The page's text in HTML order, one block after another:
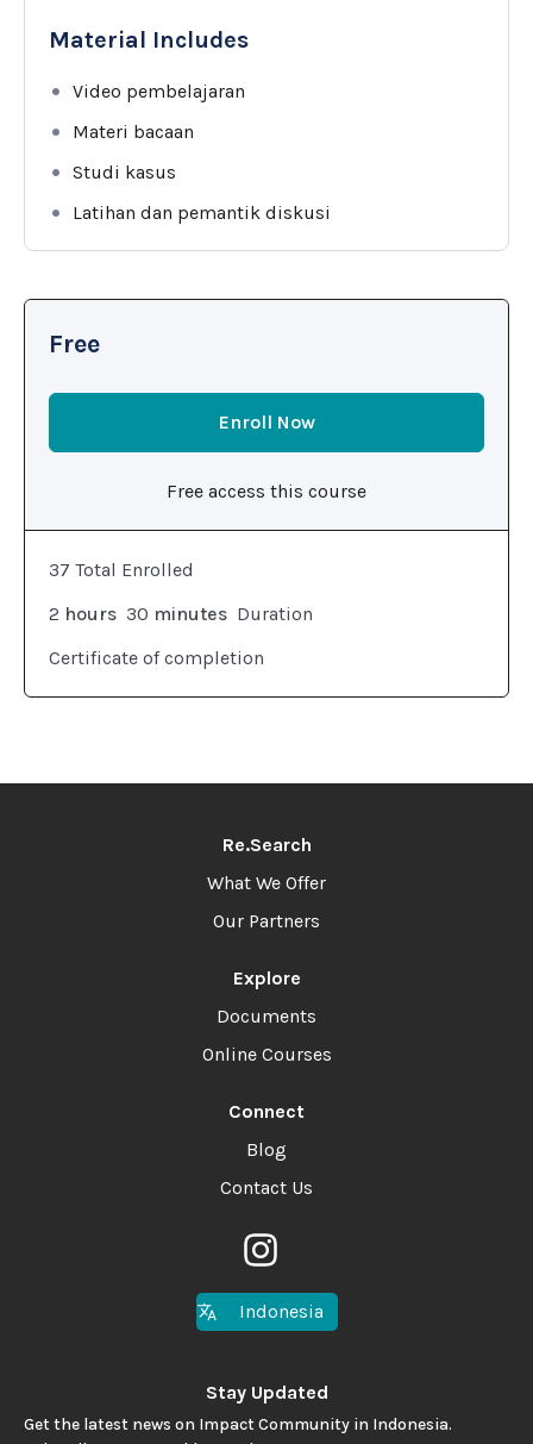
Free
Enroll Now
Free access this course
37 Total Enrolled
2 hours 30 minutes Duration
Certificate of completion
Material Includes
Video pembelajaran
Materi bacaan
Studi kasus
Latihan dan pemantik diskusi
Re.Search
What We Offer
Our Partners
Explore
Documents
Online Courses
Connect
Blog
Contact Us
Indonesia
Stay Updated
Get the latest news on Impact Community in Indonesia.